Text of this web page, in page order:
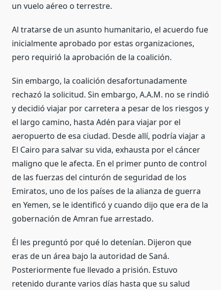
un vuelo aéreo o terrestre.
Al tratarse de un asunto humanitario, el acuerdo fue
inicialmente aprobado por estas organizaciones,
pero requirió la aprobación de la coalición.
Sin embargo, la coalición desafortunadamente
rechazó la solicitud. Sin embargo, A.A.M. no se rindió
y decidió viajar por carretera a pesar de los riesgos y
el largo camino, hasta Adén para viajar por el
aeropuerto de esa ciudad. Desde allí, podría viajar a
El Cairo para salvar su vida, exhausta por el cáncer
maligno que le afecta. En el primer punto de control
de las fuerzas del cinturón de seguridad de los
Emiratos, uno de los países de la alianza de guerra
en Yemen, se le identificó y cuando dijo que era de la
gobernación de Amran fue arrestado.
Él les preguntó por qué lo detenían. Dijeron que
eras de un área bajo la autoridad de Saná.
Posteriormente fue llevado a prisión. Estuvo
retenido durante varios días hasta que su salud